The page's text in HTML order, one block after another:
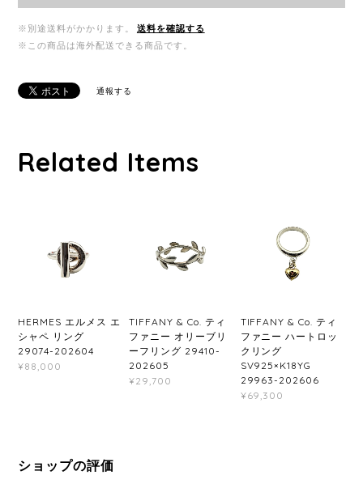
※別途送料がかかります。
送料を確認する
※この商品は海外配送できる商品です。
通報する
Related Items
HERMES エルメス エ
シャペ リング
29074-202604
¥88,000
TIFFANY & Co. ティ
ファニー オリーブリ
ーフリング 29410-
202605
¥29,700
TIFFANY & Co. ティ
ファニー ハートロッ
クリング
SV925×K18YG
29963-202606
¥69,300
ショップの評価